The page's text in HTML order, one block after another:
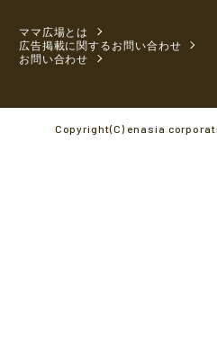
ママ広場とは
広告掲載に関するお問い合わせ
お問い合わせ
Copyright(C) enasia